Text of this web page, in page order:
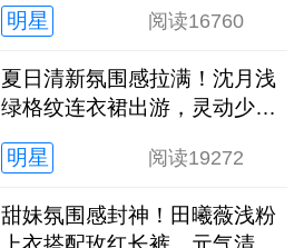
明星
阅读16760
夏日清新氛围感拉满！沈月浅
绿格纹连衣裙出游，灵动少女
明星
阅读19272
甜妹氛围感封神！田曦薇浅粉